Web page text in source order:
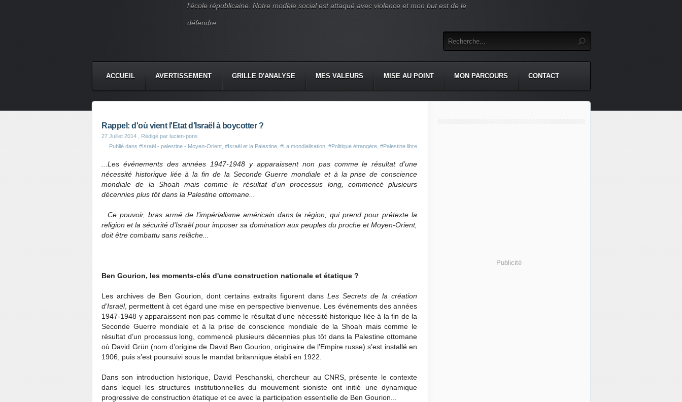
l’école républicaine. Notre modèle social est attaqué avec violence et mon but est de le
défendre
ACCUEIL AVERTISSEMENT GRILLE D'ANALYSE MES VALEURS MISE AU POINT MON PARCOURS CONTACT
Rappel: d'où vient l'Etat d’Israël à boycotter ?
27 Juillet 2014 , Rédigé par lucien-pons
Publié dans #Israël - palestine - Moyen-Orient #Israël et la Palestine #La mondialisation #Politique étrangère #Palestine libre
...Les événements des années 1947-1948 y apparaissent non pas comme le résultat d’une
nécessité historique liée à la fin de la Seconde Guerre mondiale et à la prise de conscience
mondiale de la Shoah mais comme le résultat d’un processus long, commencé plusieurs
décennies plus tôt dans la Palestine ottomane...
...Ce pouvoir, bras armé de l’impérialisme américain dans la région, qui prend pour prétexte la
religion et la sécurité d'Israël pour imposer sa domination aux peuples du proche et Moyen-Orient,
doit être combattu sans relâche...
Ben Gourion, les moments-clés d'une construction nationale et étatique ?
Les archives de Ben Gourion, dont certains extraits figurent dans Les Secrets de la création
d’Israël, permettent à cet égard une mise en perspective bienvenue. Les événements des années
1947-1948 y apparaissent non pas comme le résultat d’une nécessité historique liée à la fin de la
Seconde Guerre mondiale et à la prise de conscience mondiale de la Shoah mais comme le
résultat d’un processus long, commencé plusieurs décennies plus tôt dans la Palestine ottomane
où David Grün (nom d’origine de David Ben Gourion, originaire de l’Empire russe) s’est installé en
1906, puis s’est poursuivi sous le mandat britannique établi en 1922.
Dans son introduction historique, David Peschanski, chercheur au CNRS, présente le contexte
dans lequel les structures institutionnelles du mouvement sioniste ont initié une dynamique
progressive de construction étatique et ce avec la participation essentielle de Ben Gourion...
Publicité